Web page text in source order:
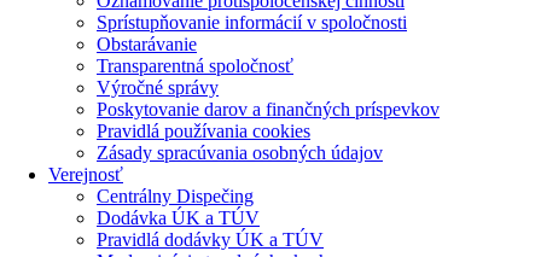
Sprístupňovanie informácií v spoločnosti
Obstarávanie
Transparentná spoločnosť
Výročné správy
Poskytovanie darov a finančných príspevkov
Pravidlá používania cookies
Zásady spracúvania osobných údajov
Verejnosť
Centrálny Dispečing
Dodávka ÚK a TÚV
Pravidlá dodávky ÚK a TÚV